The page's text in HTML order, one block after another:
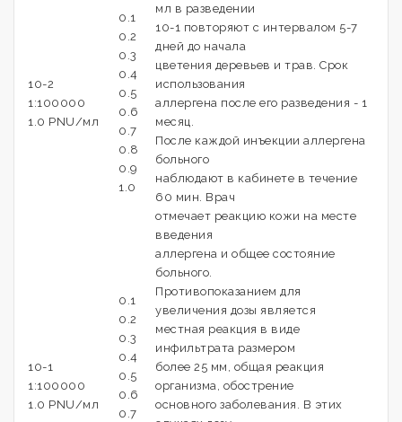
мл в разведении
10-1 повторяют с интервалом 5-7
дней до начала
цветения деревьев и трав. Срок
использования
аллергена после его разведения - 1
месяц.
После каждой инъекции аллергена
больного
наблюдают в кабинете в течение
60 мин. Врач
отмечает реакцию кожи на месте
введения
аллергена и общее состояние
больного.
Противопоказанием для
увеличения дозы является
местная реакция в виде
инфильтрата размером
более 25 мм, общая реакция
организма, обострение
основного заболевания. В этих
10-2
1:100000
1.0 PNU/мл
0.1
0.2
0.3
0.4
0.5
0.6
0.7
0.8
0.9
1.0
10-1
1:100000
1.0 PNU/мл
0.1
0.2
0.3
0.4
0.5
0.6
0.7